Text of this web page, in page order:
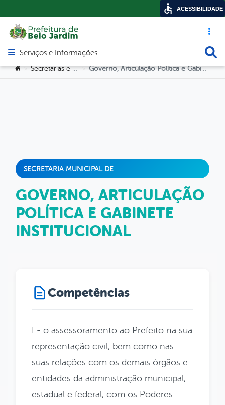
Acesso
Abrir menu principal de navegação
Serviços e Informações
Você está aqui:
> Secretarias e Orgãos > Governo, Articulação Política e Gabinete Institucional
SECRETARIA MUNICIPAL DE
GOVERNO, ARTICULAÇÃO
POLÍTICA E GABINETE
INSTITUCIONAL
Competências
I - o assessoramento ao Prefeito na sua
representação civil, bem como nas
suas relações com os demais órgãos e
entidades da administração municipal,
estadual e federal, com os Poderes
ACESSIBILIDADE